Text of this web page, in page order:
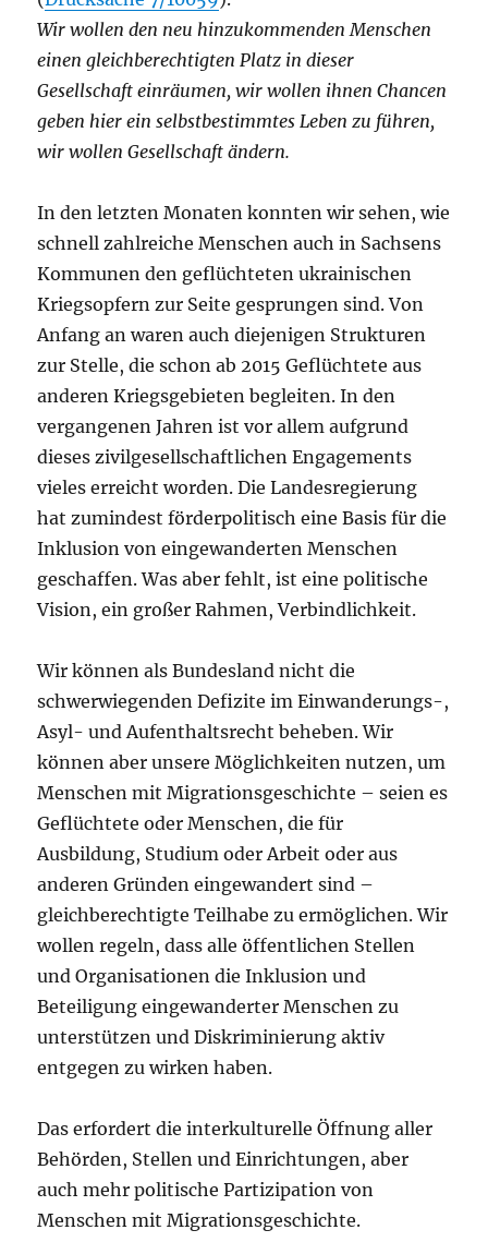
Wir wollen den neu hinzukommenden Menschen
einen gleichberechtigten Platz in dieser
Gesellschaft einräumen, wir wollen ihnen Chancen
geben hier ein selbstbestimmtes Leben zu führen,
wir wollen Gesellschaft ändern.
In den letzten Monaten konnten wir sehen, wie
schnell zahlreiche Menschen auch in Sachsens
Kommunen den geflüchteten ukrainischen
Kriegsopfern zur Seite gesprungen sind. Von
Anfang an waren auch diejenigen Strukturen
zur Stelle, die schon ab 2015 Geflüchtete aus
anderen Kriegsgebieten begleiten. In den
vergangenen Jahren ist vor allem aufgrund
dieses zivilgesellschaftlichen Engagements
vieles erreicht worden. Die Landesregierung
hat zumindest förderpolitisch eine Basis für die
Inklusion von eingewanderten Menschen
geschaffen. Was aber fehlt, ist eine politische
Vision, ein großer Rahmen, Verbindlichkeit.
Wir können als Bundesland nicht die
schwerwiegenden Defizite im Einwanderungs-,
Asyl- und Aufenthaltsrecht beheben. Wir
können aber unsere Möglichkeiten nutzen, um
Menschen mit Migrationsgeschichte – seien es
Geflüchtete oder Menschen, die für
Ausbildung, Studium oder Arbeit oder aus
anderen Gründen eingewandert sind –
gleichberechtigte Teilhabe zu ermöglichen. Wir
wollen regeln, dass alle öffentlichen Stellen
und Organisationen die Inklusion und
Beteiligung eingewanderter Menschen zu
unterstützen und Diskriminierung aktiv
entgegen zu wirken haben.
Das erfordert die interkulturelle Öffnung aller
Behörden, Stellen und Einrichtungen, aber
auch mehr politische Partizipation von
Menschen mit Migrationsgeschichte.